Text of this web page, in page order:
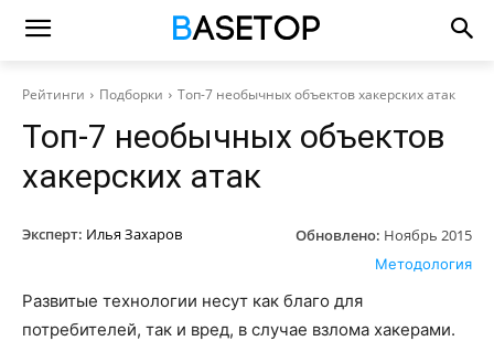
Рейтинги Подборки Топ-7 необычных объектов хакерских атак
Топ-7 необычных объектов
хакерских атак
Эксперт: Илья Захаров Обновлено: Ноябрь 2015
Методология
Развитые технологии несут как благо для
потребителей, так и вред, в случае взлома хакерами.